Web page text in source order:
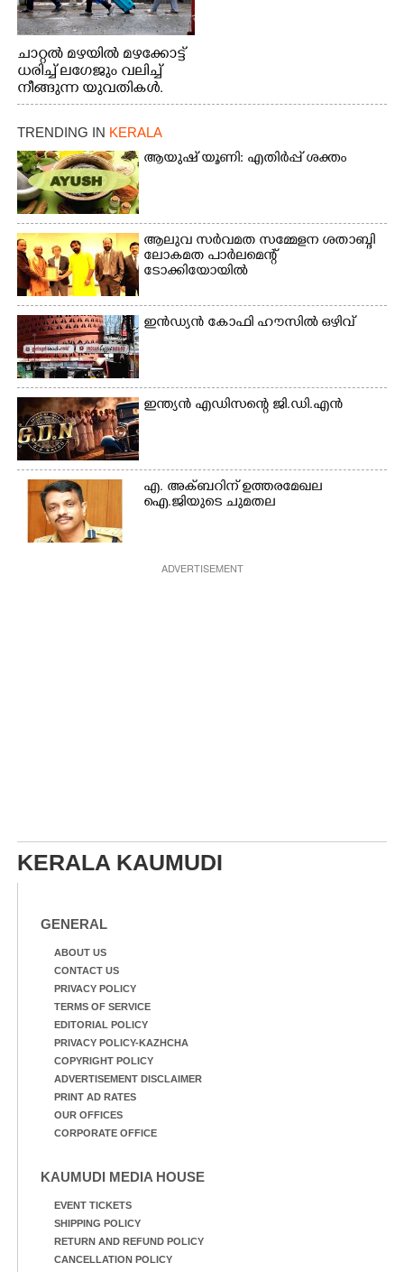
ചാറ്റൽ മഴയിൽ മഴക്കോട്ട്
ധരിച്ച് ലഗേജും വലിച്ച്
നീങ്ങുന്ന യുവതികൾ.
എറണാകുളം മേനകയിൽ
നിന്നുള്ള കാഴ്ച
TRENDING IN KERALA
ആയുഷ് യൂണി: എതിർപ്പ് ശക്തം
ആലുവ സർവമത സമ്മേളന ശതാബ്ദി
ലോകമത പാർലമെന്റ്
ടോക്കിയോയിൽ
ഇൻഡ്യൻ കോഫി ഹൗസിൽ ഒഴിവ്
ഇന്ത്യൻ എഡിസന്റെ ജി.ഡി.എൻ
എ. അക്ബറിന് ഉത്തരമേഖല
ഐ.ജിയുടെ ചുമതല
ADVERTISEMENT
KERALA KAUMUDI
GENERAL
ABOUT US
CONTACT US
PRIVACY POLICY
TERMS OF SERVICE
EDITORIAL POLICY
PRIVACY POLICY-KAZHCHA
COPYRIGHT POLICY
ADVERTISEMENT DISCLAIMER
PRINT AD RATES
OUR OFFICES
CORPORATE OFFICE
KAUMUDI MEDIA HOUSE
EVENT TICKETS
SHIPPING POLICY
RETURN AND REFUND POLICY
CANCELLATION POLICY